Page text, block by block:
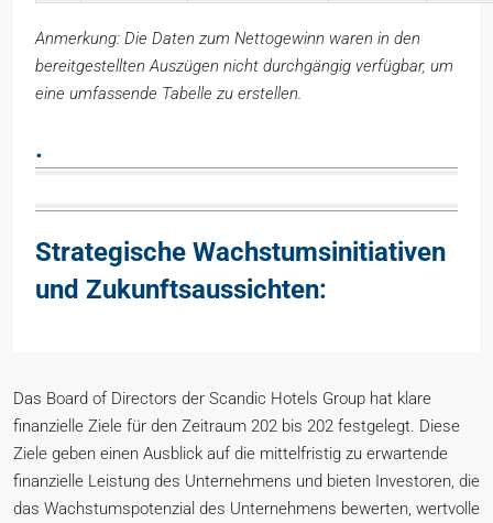
Anmerkung: Die Daten zum Nettogewinn waren in den
bereitgestellten Auszügen nicht durchgängig verfügbar, um
eine umfassende Tabelle zu erstellen.
.
Strategische Wachstumsinitiativen
und Zukunftsaussichten:
Das Board of Directors der Scandic Hotels Group hat klare
finanzielle Ziele für den Zeitraum 202 bis 202 festgelegt. Diese
Ziele geben einen Ausblick auf die mittelfristig zu erwartende
finanzielle Leistung des Unternehmens und bieten Investoren, die
das Wachstumspotenzial des Unternehmens bewerten, wertvolle